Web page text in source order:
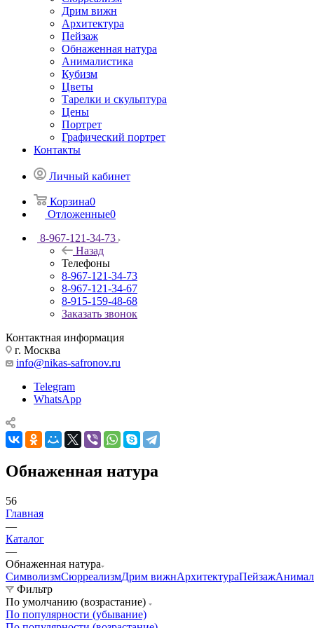
Дрим вижн
Архитектура
Пейзаж
Обнаженная натура
Анималистика
Кубизм
Цветы
Тарелки и скульптура
Цены
Портрет
Графический портрет
Контакты
Личный кабинет
Корзина0
Отложенные0
8-967-121-34-73
Назад
Телефоны
8-967-121-34-73
8-967-121-34-67
8-915-159-48-68
Заказать звонок
Контактная информация
г. Москва
info@nikas-safronov.ru
Telegram
WhatsApp
Обнаженная натура
56
Главная
—
Каталог
—
Обнаженная натура
СимволизмСюрреализмДрим вижнАрхитектураПейзаж
Фильтр
По умолчанию (возрастание)
По популярности (убывание)